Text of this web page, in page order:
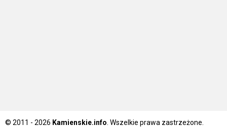
© 2011 - 2026 Kamienskie.info . Wszelkie prawa zastrzeżone.